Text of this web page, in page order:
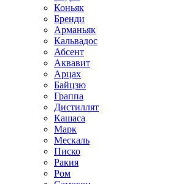
Коньяк
Бренди
Арманьяк
Кальвадос
Абсент
Аквавит
Арцах
Байцзю
Граппа
Дистиллят
Кашаса
Марк
Мескаль
Писко
Ракия
Ром